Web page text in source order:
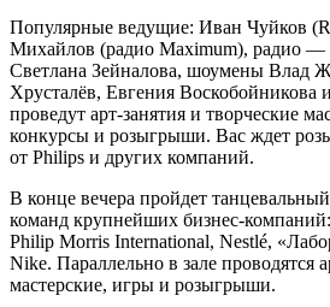
Популярные ведущие: Иван Чуйков
Михайлов (радио Maximum), радио —
Светлана Зейналова, шоумены Влад
Хрусталёв, Евгения Воскобойникова
проведут арт-занятия и творческие
конкурсы и розыгрыши. Вас ждет
от Philips и других компаний.
В конце вечера пройдет
команд крупнейших бизнес-
Philip Morris International, Nestlé,
Nike. Параллельно в зале проводятся
мастерские, игры и розыгрыши.